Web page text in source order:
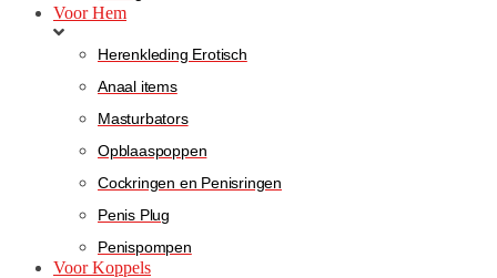
Voor Hem
Herenkleding Erotisch
Anaal items
Masturbators
Opblaaspoppen
Cockringen en Penisringen
Penis Plug
Penispompen
Voor Koppels